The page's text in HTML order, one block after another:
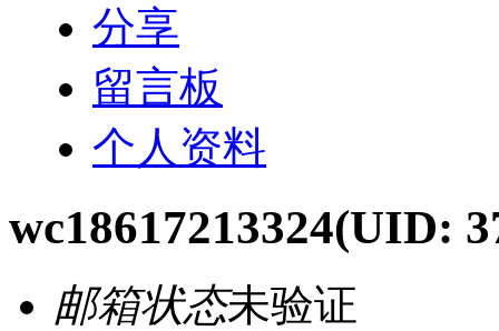
分享
留言板
个人资料
wc18617213324(UID:
邮箱状态未验证